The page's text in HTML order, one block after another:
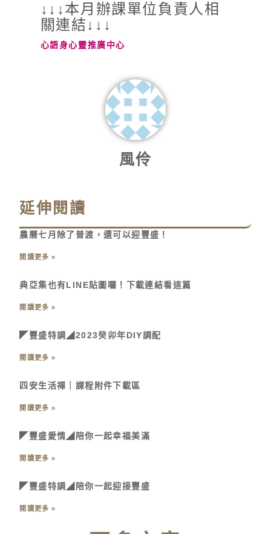
↓↓↓本月辦課單位負責人相
關連結↓↓↓
心語身心靈推廣中心
風伶
延伸閱讀
農曆七月除了普渡，還可以迎豐盛！
閱讀更多 »
典亞集也有LINE貼圖囉！下載連結看這篇
閱讀更多 »
◤豐盛特調◢2023癸卯年DIY調配
閱讀更多 »
四安生活禪｜課程附件下載區
閱讀更多 »
◤豐盛愛情◢陪你一起幸福美滿
閱讀更多 »
◤豐盛特調◢陪你一起迎接豐盛
閱讀更多 »